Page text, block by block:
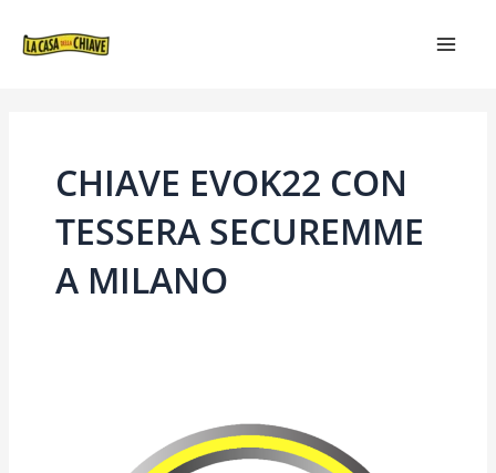
CHIAVE EVOK22 CON
TESSERA SECUREMME
A MILANO